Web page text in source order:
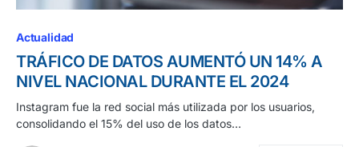
Actualidad
TRÁFICO DE DATOS AUMENTÓ UN 14% A
NIVEL NACIONAL DURANTE EL 2024
Instagram fue la red social más utilizada por los usuarios,
consolidando el 15% del uso de los datos…